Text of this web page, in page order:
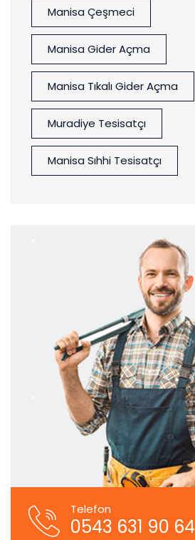
Manisa Çeşmeci
Manisa Gider Açma
Manisa Tıkalı Gider Açma
Muradiye Tesisatçı
Manisa Sıhhi Tesisatçı
Telefon
0543 631 90 64